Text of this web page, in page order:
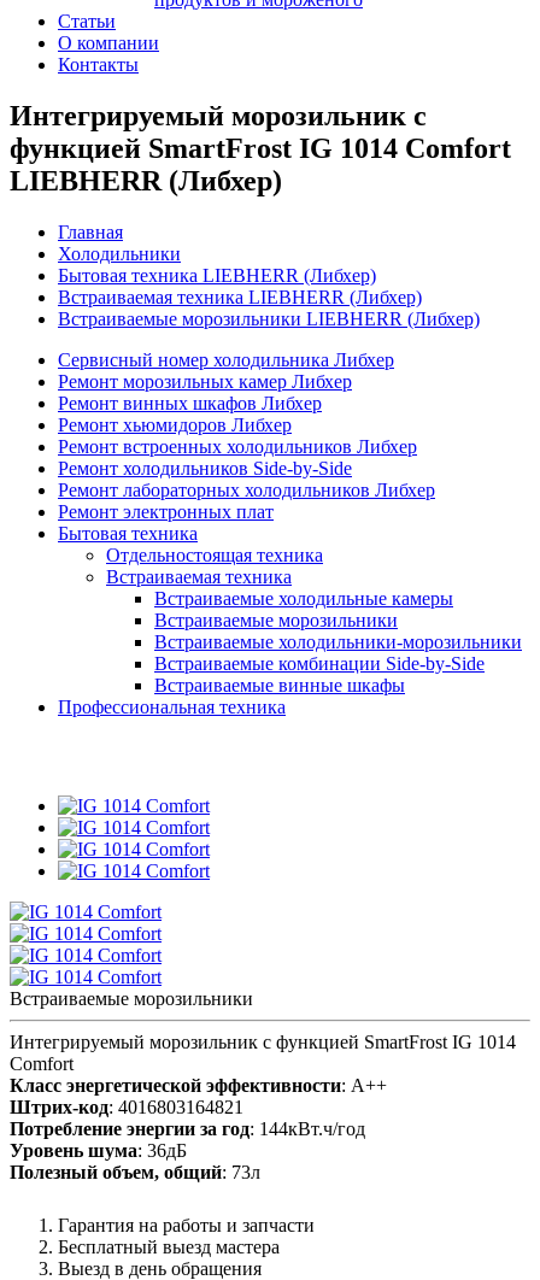
Статьи
О компании
Контакты
Интегрируемый морозильник с
функцией SmartFrost IG 1014 Comfort
LIEBHERR (Либхер)
Главная
Холодильники
Бытовая техника LIEBHERR (Либхер)
Встраиваемая техника LIEBHERR (Либхер)
Встраиваемые морозильники LIEBHERR (Либхер)
Сервисный номер холодильника Либхер
Ремонт морозильных камер Либхер
Ремонт винных шкафов Либхер
Ремонт хьюмидоров Либхер
Ремонт встроенных холодильников Либхер
Ремонт холодильников Side-by-Side
Ремонт лабораторных холодильников Либхер
Ремонт электронных плат
Бытовая техника
Отдельностоящая техника
Встраиваемая техника
Встраиваемые холодильные камеры
Встраиваемые морозильники
Встраиваемые холодильники-морозильники
Встраиваемые комбинации Side-by-Side
Встраиваемые винные шкафы
Профессиональная техника
Встраиваемые морозильники
Интегрируемый морозильник с функцией SmartFrost IG 1014
Comfort
Класс энергетической эффективности: A++
Штрих-код: 4016803164821
Потребление энергии за год: 144кВт.ч/год
Уровень шума: 36дБ
Полезный объем, общий: 73л
Гарантия на работы и запчасти
Бесплатный выезд мастера
Выезд в день обращения